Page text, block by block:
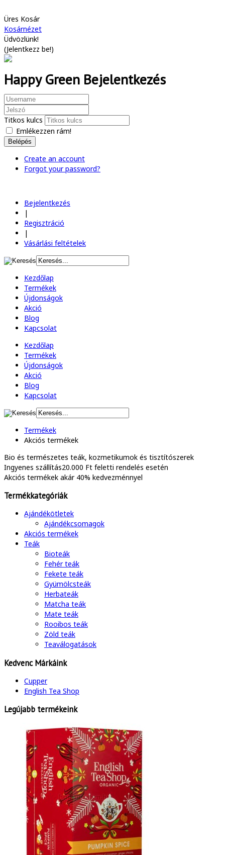
Üres Kosár
Kosárnézet
Üdvözlünk!
(Jelentkezz be!)
Happy Green Bejelentkezés
Titkos kulcs
Emlékezzen rám!
Belépés
Create an account
Forgot your password?
Bejelentkezés
|
Regisztráció
|
Vásárlási feltételek
Kezdőlap
Termékek
Újdonságok
Akció
Blog
Kapcsolat
Kezdőlap
Termékek
Újdonságok
Akció
Blog
Kapcsolat
Termékek
Akciós termékek
Bio és természetes teák, kozmetikumok és tisztítószerek
Ingyenes szállítás20.000 Ft feletti rendelés esetén
Akciós termékek akár 40% kedvezménnyel
Termékkategóriák
Ajándékötletek
Ajándékcsomagok
Akciós termékek
Teák
Bioteák
Fehér teák
Fekete teák
Gyümölcsteák
Herbateák
Matcha teák
Mate teák
Rooibos teák
Zöld teák
Teaválogatások
Kedvenc Márkáink
Cupper
English Tea Shop
Legújabb termékeink